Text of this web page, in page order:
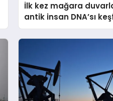
İlk kez mağara
antik insan DNA’sı